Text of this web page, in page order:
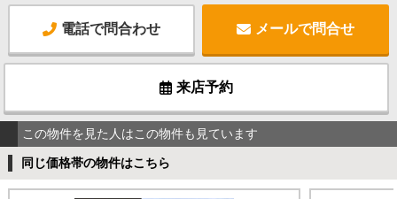
電話で問合わせ メールで問合せ
来店予約
この物件を見た人はこの物件も見ています
同じ価格帯の物件はこちら